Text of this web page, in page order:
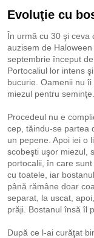
Evoluţie cu
În urmă cu 30 şi ceva
auzisem de
septembrie început
Portocaliul lor intens
bucurie. Oamenii nu
miezul pentru
Procedeul nu e
cep, tăindu-se partea
un pepene. Apoi iei o
scobeşti uşor miezul,
portocalii, în care
cu toatele, iar
până rămâne doar
separat, la uscat,
prăji. Bostanul însă îl
După ce l-ai curăţat